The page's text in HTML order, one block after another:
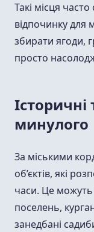
Такі місця
відпочинку для
збирати ягоди,
просто
Історичні
минулого
За міськими
об’єктів, які
часи. Це можуть
поселень,
занедбані